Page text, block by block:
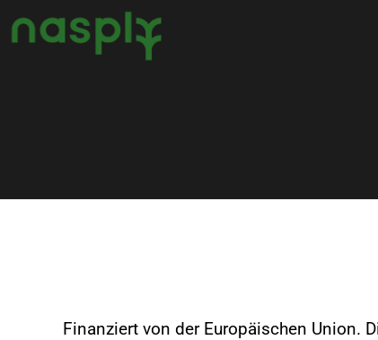
Finanziert von der Europäischen Union.